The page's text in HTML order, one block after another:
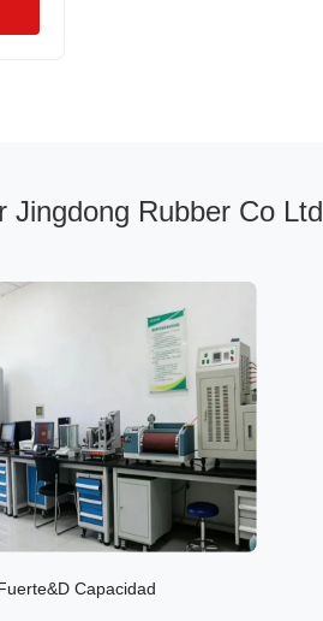
Jingdong Rubber Co Ltd
Capacidad